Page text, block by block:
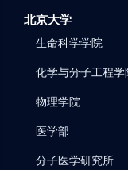
北京大学
生命科学学院
化学与分子工程学
物理学院
医学部
分子医学研究所